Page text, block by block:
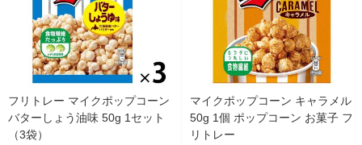
フリトレー マイクポップコーン
バターしょう油味 50g 1セット
（3袋）
マイクポップコーン キャラメル
50g 1個 ポップコーン お菓子 フ
リトレー